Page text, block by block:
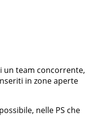
un team concorrente,
in zone aperte
nelle PS che